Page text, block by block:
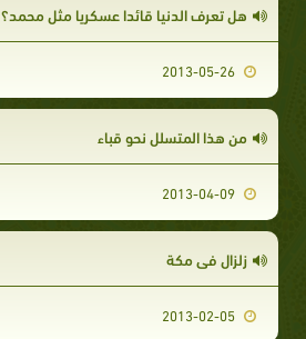
هل تعرف الدنيا قائدا عسكريا مثل محمد؟
من هذا المتسلل نحو قباء
زلزال في مكة